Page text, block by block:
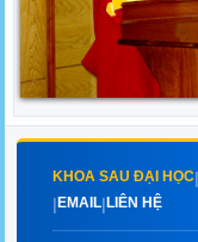
KHOA SAU ĐẠI HỌC
|EMAIL |LIÊN HỆ